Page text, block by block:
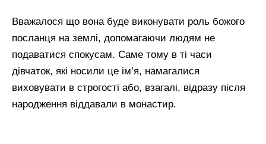
Вважалося що вона буде виконувати роль божого
посланця на землі, допомагаючи людям не
подаватися спокусам. Саме тому в ті часи
дівчаток, які носили це ім’я, намагалися
виховувати в строгості або, взагалі, відразу після
народження віддавали в монастир.